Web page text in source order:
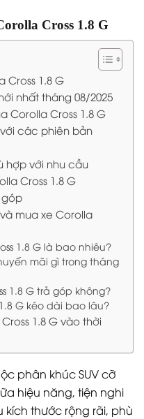
Cross 1.8 G
Cross 1.8 G
nhất tháng 08/2025
Corolla Cross 1.8 G
với các phiên bản
hợp với nhu cầu
Cross 1.8 G
góp
mua xe Corolla
1.8 G là bao nhiêu?
mãi gì trong tháng
1.8 G trả góp không?
G kéo dài bao lâu?
1.8 G vào thời
phân khúc SUV cỡ
hiệu năng, tiện nghi
kích thước rộng rãi, phù